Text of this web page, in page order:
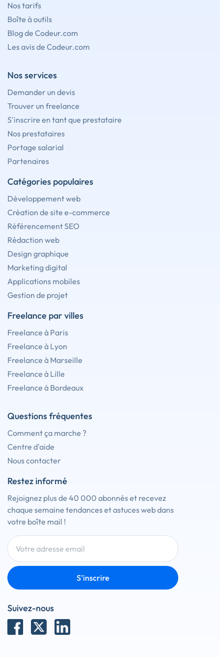
Nos tarifs
Boîte à outils
Blog de Codeur.com
Les avis de Codeur.com
Nos services
Demander un devis
Trouver un freelance
S'inscrire en tant que prestataire
Nos prestataires
Portage salarial
Partenaires
Catégories populaires
Développement web
Création de site e-commerce
Référencement SEO
Rédaction web
Design graphique
Marketing digital
Applications mobiles
Gestion de projet
Freelance par villes
Freelance à Paris
Freelance à Lyon
Freelance à Marseille
Freelance à Lille
Freelance à Bordeaux
Questions fréquentes
Comment ça marche ?
Centre d'aide
Nous contacter
Restez informé
Rejoignez plus de 40 000 abonnés et recevez
chaque semaine tendances et astuces web dans
votre boîte mail !
S'inscrire
Suivez-nous